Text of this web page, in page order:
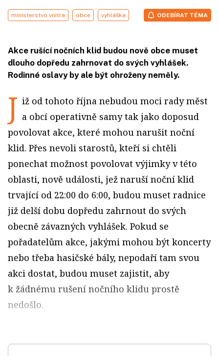
ministerstvo vnitra obce vyhláška ODEBÍRAT TÉMA
Akce rušící nočních klid budou nově obce muset
dlouho dopředu zahrnovat do svých vyhlášek.
Rodinné oslavy by ale být ohroženy neměly.
J iž od tohoto října nebudou moci rady měst
a obcí operativně samy tak jako doposud
povolovat akce, které mohou narušit noční
klid. Přes nevoli starostů, kteří si chtěli
ponechat možnost povolovat výjimky v této
oblasti, nově události, jež naruší noční klid
trvající od 22:00 do 6:00, budou muset radnice
již delší dobu dopředu zahrnout do svých
obecně závazných vyhlášek. Pokud se
pořadatelům akce, jakými mohou být koncerty
nebo třeba hasičské bály, nepodaří tam svou
akci dostat, budou muset zajistit, aby
k žádnému rušení nočního klidu prostě
nedošlo.